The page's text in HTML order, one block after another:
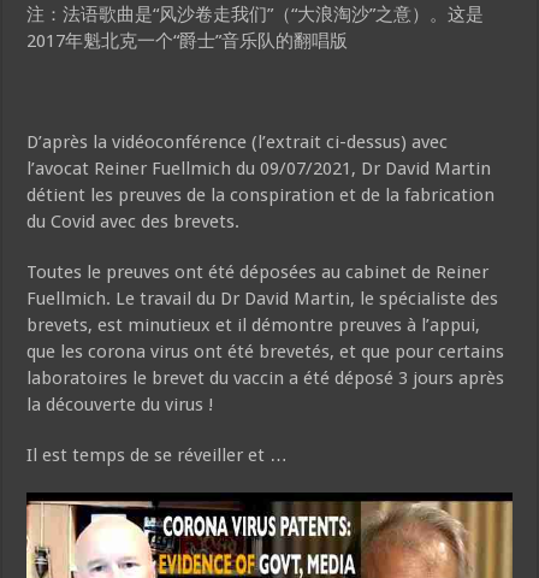
注：法语歌曲是“风沙卷走我们”（“大浪淘沙”之意）。这是
2017年魁北克一个“爵士”音乐队的翻唱版
D’après la vidéoconférence (l’extrait ci-dessus) avec
l’avocat Reiner Fuellmich du 09/07/2021, Dr David Martin
détient les preuves de la conspiration et de la fabrication
du Covid avec des brevets.
Toutes le preuves ont été déposées au cabinet de Reiner
Fuellmich. Le travail du Dr David Martin, le spécialiste des
brevets, est minutieux et il démontre preuves à l’appui,
que les corona virus ont été brevetés, et que pour certains
laboratoires le brevet du vaccin a été déposé 3 jours après
la découverte du virus !
Il est temps de se réveiller et …